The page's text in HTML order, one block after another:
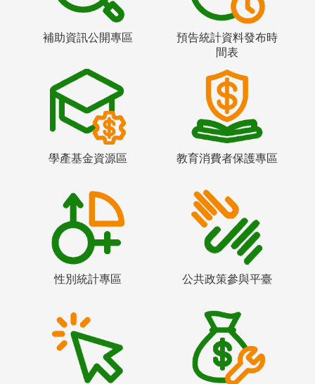
補助資訊公開專區
預告統計資料發布時
間表
學產基金資源區 教育消費者保護專區
性別統計專區 公共政策參與平臺